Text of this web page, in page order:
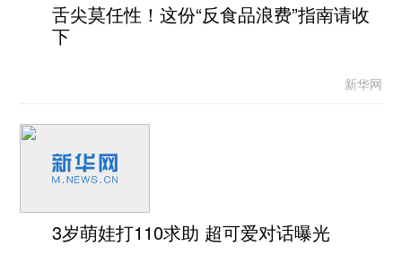
舌尖莫任性！这份“反食品浪费”指南请收
下
新华网
3岁萌娃打110求助 超可爱对话曝光